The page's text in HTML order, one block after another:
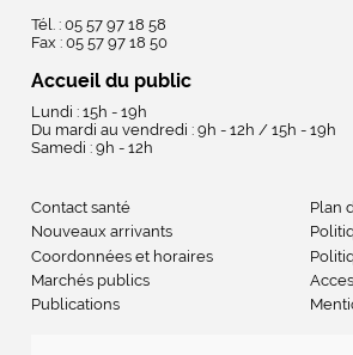
Tél. : 05 57 97 18 58
Fax : 05 57 97 18 50
Accueil du public
Lundi : 15h - 19h
Du mardi au vendredi : 9h - 12h / 15h - 19h
Samedi : 9h - 12h
Contact santé
Nouveaux arrivants
Coordonnées et horaires
Marchés publics
Publications
Plan